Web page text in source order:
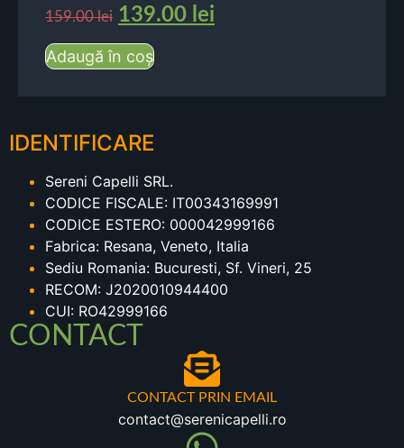
159.00lei 139.00 lei
Adaugă în coș
IDENTIFICARE
Sereni Capelli SRL.
CODICE FISCALE: IT00343169991
CODICE ESTERO: 000042999166
Fabrica: Resana, Veneto, Italia
Sediu Romania: Bucuresti, Sf. Vineri, 25
RECOM: J2020010944400
CUI: RO42999166
CONTACT
CONTACT PRIN EMAIL
contact@serenicapelli.ro